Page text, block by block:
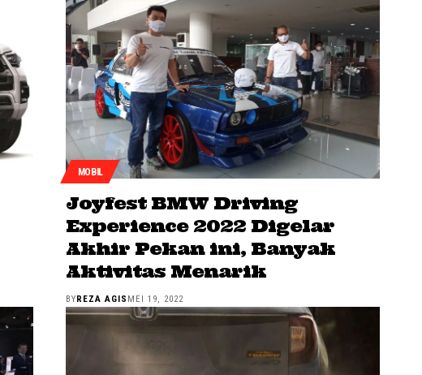
MOBIL
Joyfest BMW Driving
Experience 2022 Digelar
Akhir Pekan ini, Banyak
Aktivitas Menarik
BY REZA AGIS MEI 19, 2022